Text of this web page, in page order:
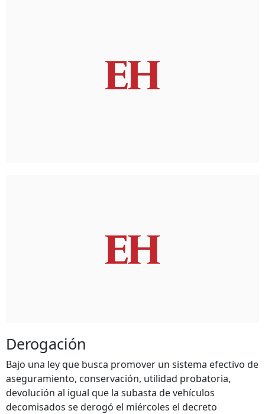
Derogación
Bajo una ley que busca promover un sistema efectivo de
aseguramiento, conservación, utilidad probatoria,
devolución al igual que la subasta de vehículos
decomisados se derogó el miércoles el decreto